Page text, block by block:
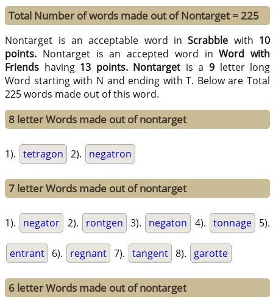
Total Number of words made out of Nontarget = 225
Nontarget is an acceptable word inScrabble with 10
points. Nontarget is an accepted word inWord with
Friends having 13 points. Nontarget is a 9letter long
Word starting with N and ending with T. Below are Total
225 words made out of this word.
8 letter Words made out of nontarget
1). tetragon 2). negatron
7 letter Words made out of nontarget
1). negator 2). rontgen 3). negaton 4). tonnage 5).
entrant 6). regnant 7). tangent 8). garotte
6 letter Words made out of nontarget